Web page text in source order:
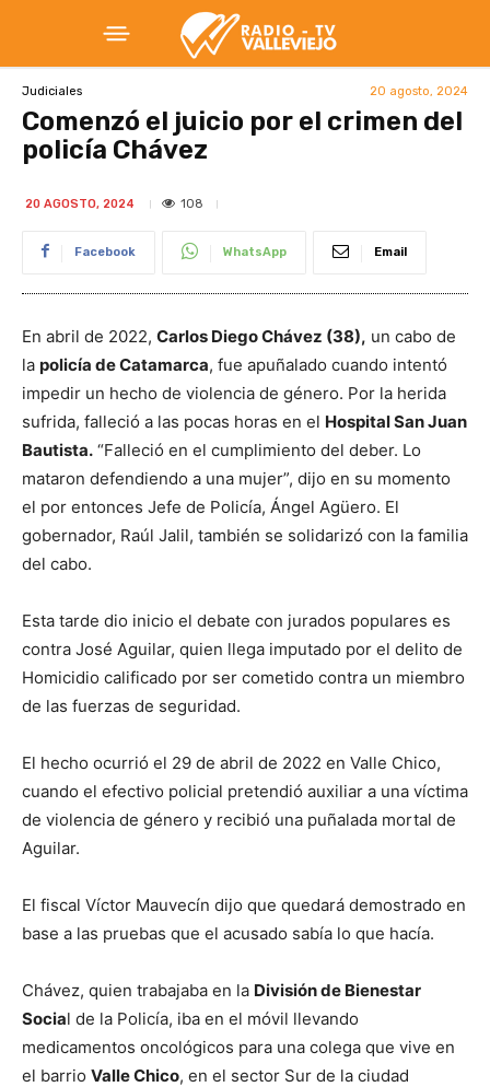
Judiciales 20 agosto, 2024
Comenzó el juicio por el crimen del
policía Chávez
20 AGOSTO, 2024 108
Facebook WhatsApp Email
En abril de 2022, Carlos Diego Chávez (38), un cabo de
la policía de Catamarca, fue apuñalado cuando intentó
impedir un hecho de violencia de género. Por la herida
sufrida, falleció a las pocas horas en el Hospital San Juan
Bautista. “Falleció en el cumplimiento del deber. Lo
mataron defendiendo a una mujer”, dijo en su momento
el por entonces Jefe de Policía, Ángel Agüero. El
gobernador, Raúl Jalil, también se solidarizó con la familia
del cabo.
Esta tarde dio inicio el debate con jurados populares es
contra José Aguilar, quien llega imputado por el delito de
Homicidio calificado por ser cometido contra un miembro
de las fuerzas de seguridad.
El hecho ocurrió el 29 de abril de 2022 en Valle Chico,
cuando el efectivo policial pretendió auxiliar a una víctima
de violencia de género y recibió una puñalada mortal de
Aguilar.
El fiscal Víctor Mauvecín dijo que quedará demostrado en
base a las pruebas que el acusado sabía lo que hacía.
Chávez, quien trabajaba en la División de Bienestar
Social de la Policía, iba en el móvil llevando
medicamentos oncológicos para una colega que vive en
el barrio Valle Chico, en el sector Sur de la ciudad